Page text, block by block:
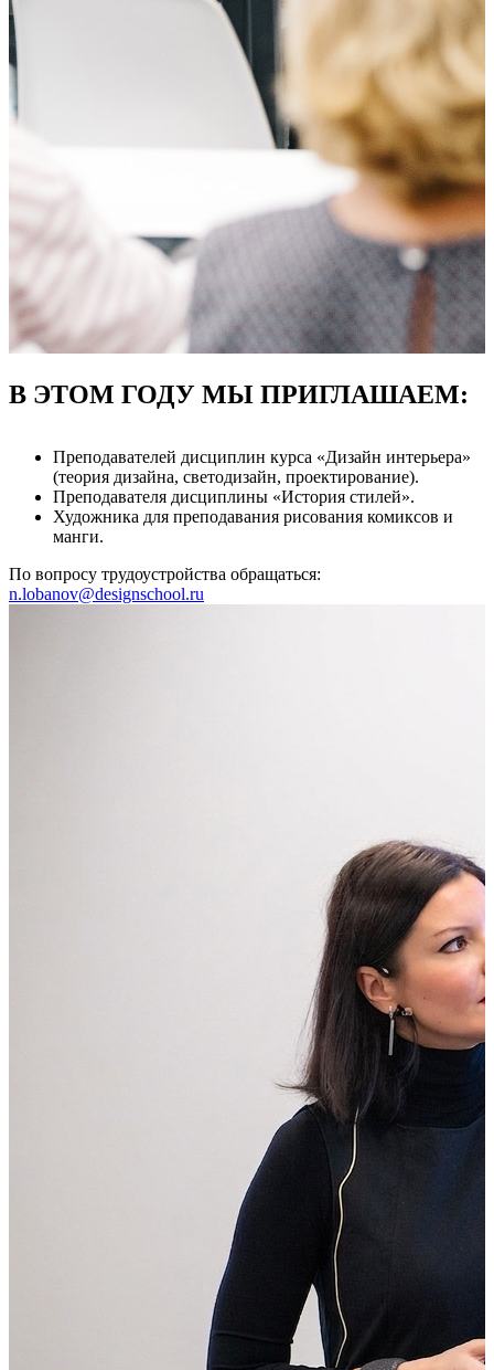
В ЭТОМ ГОДУ МЫ ПРИГЛАШАЕМ:
Преподавателей дисциплин курса «Дизайн интерьера»
(теория дизайна, светодизайн, проектирование).
Преподавателя дисциплины «История стилей».
Художника для преподавания рисования комиксов и
манги.
По вопросу трудоустройства обращаться:
n.lobanov@designschool.ru